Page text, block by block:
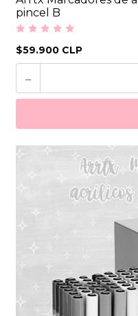
pincel B
$59.900 CLP
-